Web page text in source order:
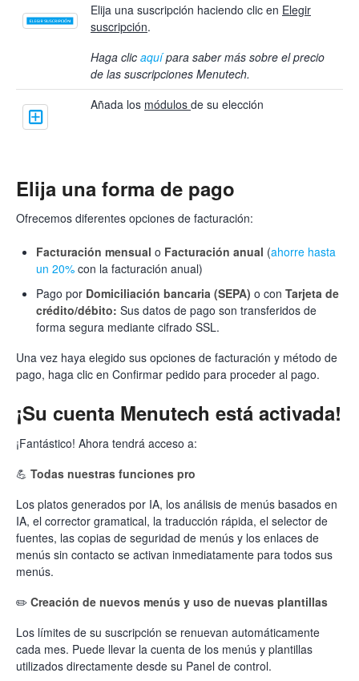
Elija una suscripción haciendo clic en Elegir
suscripción.
Haga clic aquípara saber más sobre el precio
de las suscripciones Menutech.
Añada los módulos de su elección
Elija una forma de pago
Ofrecemos diferentes opciones de facturación:
Facturación mensual o Facturación anual (ahorre hasta
un 20% con la facturación anual)
Pago por Domiciliación bancaria (SEPA) o con Tarjeta de
crédito/débito: Sus datos de pago son transferidos de
forma segura mediante cifrado SSL.
Una vez haya elegido sus opciones de facturación y método de
pago, haga clic en Confirmar pedido para proceder al pago.
¡Su cuenta Menutech está activada!
¡Fantástico! Ahora tendrá acceso a:
💪 Todas nuestras funciones pro
Los platos generados por IA, los análisis de menús basados ​​en
IA, el corrector gramatical, la traducción rápida, el selector de
fuentes, las copias de seguridad de menús y los enlaces de
menús sin contacto se activan inmediatamente para todos sus
menús.
✏️ Creación de nuevos menús y uso de nuevas plantillas
Los límites de su suscripción se renuevan automáticamente
cada mes. Puede llevar la cuenta de los menús y plantillas
utilizados directamente desde su Panel de control.